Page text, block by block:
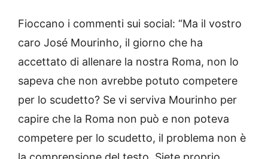
Fioccano i commenti sui social: “Ma il vostro
caro José Mourinho, il giorno che ha
accettato di allenare la nostra Roma, non lo
sapeva che non avrebbe potuto competere
per lo scudetto? Se vi serviva Mourinho per
capire che la Roma non può e non poteva
competere per lo scudetto, il problema non è